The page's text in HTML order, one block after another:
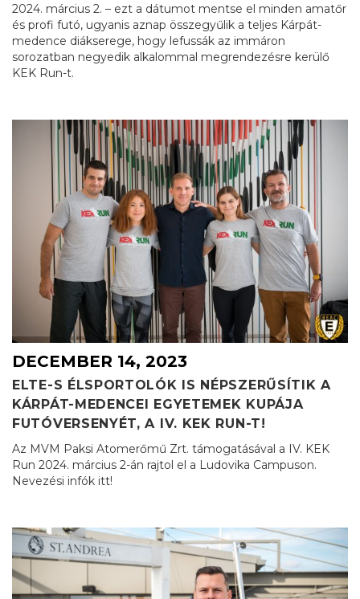
2024. március 2. – ezt a dátumot mentse el minden amatőr
és profi futó, ugyanis aznap összegyűlik a teljes Kárpát-
medence diákserege, hogy lefussák az immáron
sorozatban negyedik alkalommal megrendezésre kerülő
KEK Run-t.
DECEMBER 14, 2023
ELTE-S ÉLSPORTOLÓK IS NÉPSZERŰSÍTIK A
KÁRPÁT-MEDENCEI EGYETEMEK KUPÁJA
FUTÓVERSENYÉT, A IV. KEK RUN-T!
Az MVM Paksi Atomerőmű Zrt. támogatásával a IV. KEK
Run 2024. március 2-án rajtol el a Ludovika Campuson.
Nevezési infók itt!